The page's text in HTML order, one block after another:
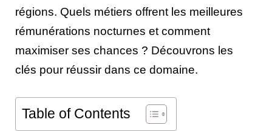
régions. Quels métiers offrent les meilleures
rémunérations nocturnes et comment
maximiser ses chances ? Découvrons les
clés pour réussir dans ce domaine.
Table of Contents